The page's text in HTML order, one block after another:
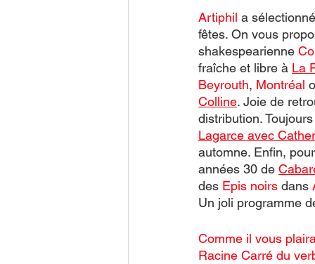
Artiphil a
fêtes. On vous
shakespearienne
fraîche et libre à La
Beyrouth, Montréal
Colline. Joie de
distribution.
Lagarce avec
automne. Enfin,
années 30 de
des Epis noirs dans
Un joli programme
Comme il vous
Racine Carré du